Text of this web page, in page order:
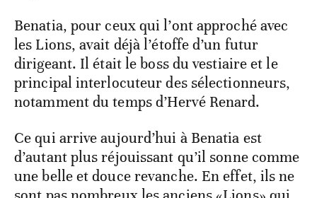
Benatia, pour ceux qui l’ont approché avec
les Lions, avait déjà l’étoffe d’un futur
dirigeant. Il était le boss du vestiaire et le
principal interlocuteur des sélectionneurs,
notamment du temps d’Hervé Renard.
Ce qui arrive aujourd’hui à Benatia est
d’autant plus réjouissant qu’il sonne comme
une belle et douce revanche. En effet, ils ne